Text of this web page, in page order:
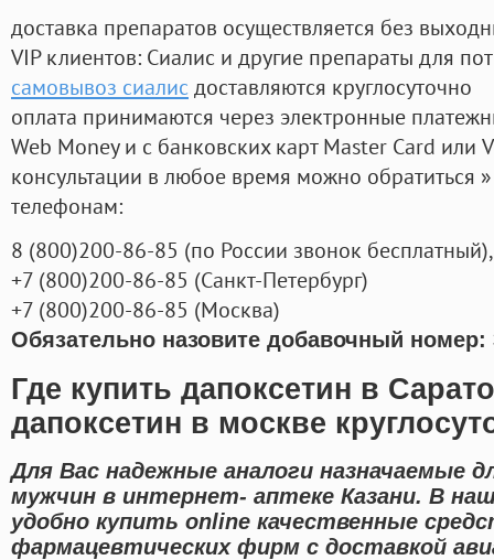
доставка препаратов осуществляется без
VIP клиентов: Сиалис и другие препараты для
самовывоз сиалис доставляются круглосуточно
оплата принимаются через электронные
Web Money и с банковских карт Master Card или
консультации в любое время можно обратиться
телефонам:
8 (800)200-86-85 (по России звонок бесплатный),
+7 (800)200-86-85 (Санкт-Петербург)
+7 (800)200-86-85 (Москва)
Обязательно назовите добавочный номер:
Где купить дапоксетин в
дапоксетин в москве
Для Вас надежные аналоги назначаемые
мужчин в интернет- аптеке Казани. В
удобно купить online качественные
фармацевтических фирм с доставкой